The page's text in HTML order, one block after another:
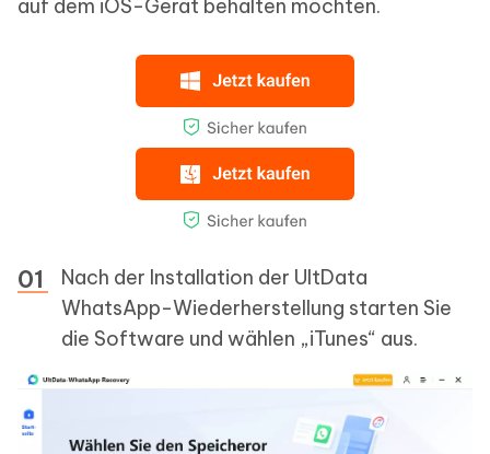
auf dem iOS-Gerät behalten möchten.
Nach der Installation der UltData
WhatsApp-Wiederherstellung starten Sie
die Software und wählen „iTunes“ aus.